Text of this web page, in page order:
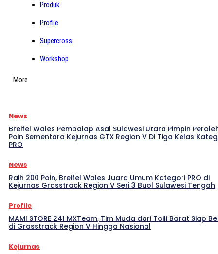
Produk
Profile
Supercross
Workshop
More
News
Breifel Wales Pembalap Asal Sulawesi Utara Pimpin
Poin Sementara Kejurnas GTX Region V Di Tiga Kelas
PRO
News
Raih 200 Poin, Breifel Wales Juara Umum Kategori PRO di
Kejurnas Grasstrack Region V Seri 3 Buol Sulawesi Tengah
Profile
MAMI STORE 241 MXTeam, Tim Muda dari Toili Barat Siap
di Grasstrack Region V Hingga Nasional
Kejurnas